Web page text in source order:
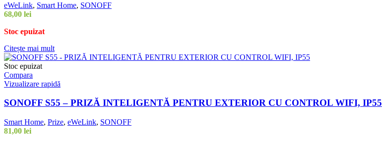
eWeLink, Smart Home, SONOFF
68,00 lei
Stoc epuizat
Citește mai mult
Stoc epuizat
Compara
Vizualizare rapidă
SONOFF S55 – PRIZĂ INTELIGENTĂ PENTRU EXTERIOR CU CONTROL WIFI, IP55
Smart Home, Prize, eWeLink, SONOFF
81,00 lei